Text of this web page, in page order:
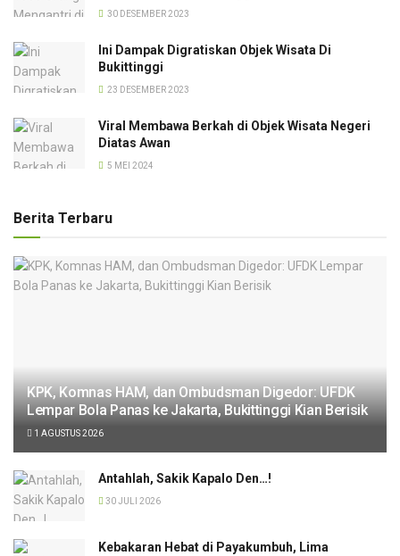
30 DESEMBER 2023
Ini Dampak Digratiskan Objek Wisata Di
Bukittinggi
23 DESEMBER 2023
Viral Membawa Berkah di Objek Wisata Negeri
Diatas Awan
5 MEI 2024
Berita Terbaru
KPK, Komnas HAM, dan Ombudsman Digedor: UFDK
Lempar Bola Panas ke Jakarta, Bukittinggi Kian Berisik
1 AGUSTUS 2026
Antahlah, Sakik Kapalo Den…!
30 JULI 2026
Kebakaran Hebat di Payakumbuh, Lima